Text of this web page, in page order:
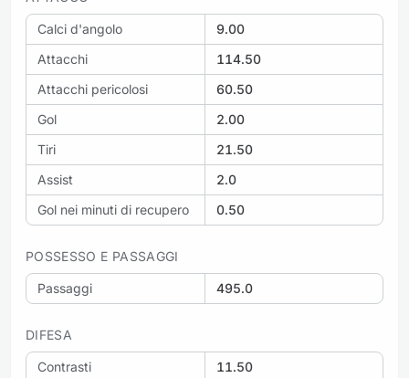
Calci d'angolo
9.00
Attacchi
114.50
Attacchi pericolosi
60.50
Gol
2.00
Tiri
21.50
Assist
2.0
Gol nei minuti di recupero
0.50
POSSESSO E PASSAGGI
Passaggi 495.0
DIFESA
Contrasti
11.50